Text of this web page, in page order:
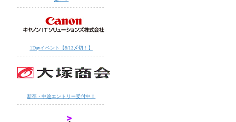
1Dayイベント【8/12〆切！】
新卒・中途エントリー受付中！